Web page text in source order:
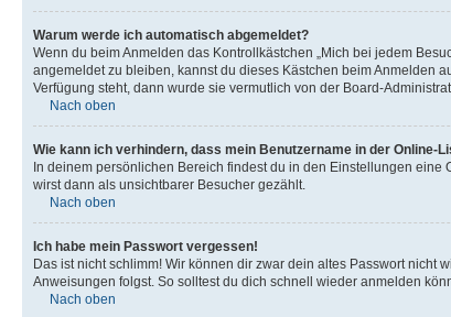
Warum werde ich automatisch abgemeldet?
Wenn du beim Anmelden das Kontrollkästchen „Mich bei jedem
angemeldet zu bleiben, kannst du dieses Kästchen beim Anmelden
Verfügung steht, dann wurde sie vermutlich von der Board-
Nach oben
Wie kann ich verhindern, dass mein Benutzername in der Online-
In deinem persönlichen Bereich findest du in den Einstellungen eine
wirst dann als unsichtbarer Besucher gezählt.
Nach oben
Ich habe mein Passwort vergessen!
Das ist nicht schlimm! Wir können dir zwar dein altes Passwort nicht
Anweisungen folgst. So solltest du dich schnell wieder anmelden
Nach oben